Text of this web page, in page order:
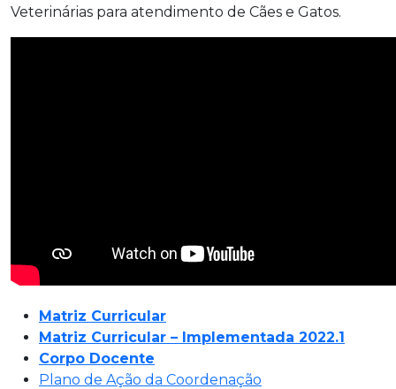
Veterinárias para atendimento de Cães e Gatos.
Matriz Curricular
Matriz Curricular – Implementada 2022.1
Corpo Docente
Plano de Ação da Coordenação